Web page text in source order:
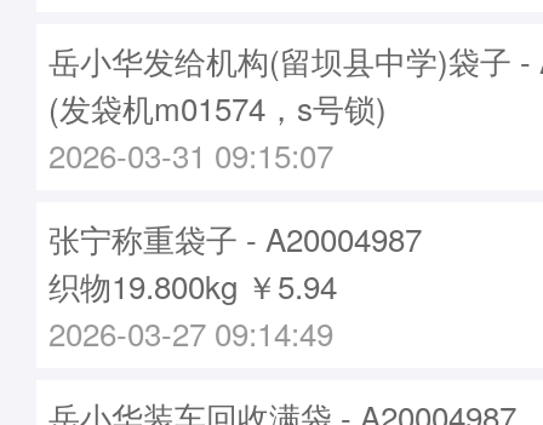
岳小华发给机构(留坝县中学)袋子 -
(发袋机m01574，s号锁)
2026-03-31 09:15:07
张宁称重袋子 - A20004987
织物19.800kg ￥5.94
2026-03-27 09:14:49
岳小华装车回收满袋 - A20004987